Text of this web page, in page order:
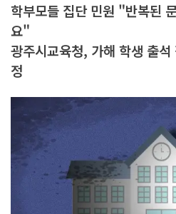
학부모들 집단 민원 "반복된
요"
광주시교육청, 가해 학생 출석
정